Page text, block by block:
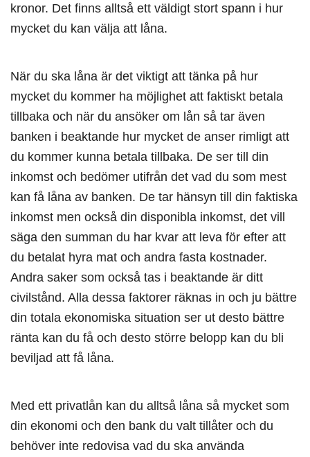
kronor. Det finns alltså ett väldigt stort spann i hur
mycket du kan välja att låna.
När du ska låna är det viktigt att tänka på hur
mycket du kommer ha möjlighet att faktiskt betala
tillbaka och när du ansöker om lån så tar även
banken i beaktande hur mycket de anser rimligt att
du kommer kunna betala tillbaka. De ser till din
inkomst och bedömer utifrån det vad du som mest
kan få låna av banken. De tar hänsyn till din faktiska
inkomst men också din disponibla inkomst, det vill
säga den summan du har kvar att leva för efter att
du betalat hyra mat och andra fasta kostnader.
Andra saker som också tas i beaktande är ditt
civilstånd. Alla dessa faktorer räknas in och ju bättre
din totala ekonomiska situation ser ut desto bättre
ränta kan du få och desto större belopp kan du bli
beviljad att få låna.
Med ett privatlån kan du alltså låna så mycket som
din ekonomi och den bank du valt tillåter och du
behöver inte redovisa vad du ska använda